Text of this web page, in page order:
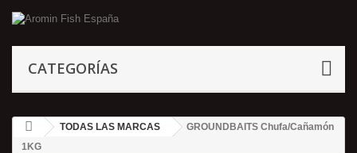
CATEGORÍAS
TODAS LAS MARCAS
GROUNDBAITS Chufa/Cañamón
1KG